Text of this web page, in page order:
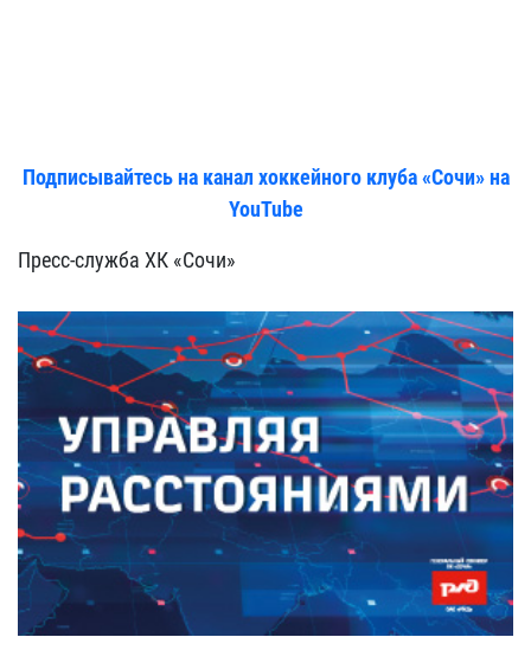
Подписывайтесь на канал хоккейного клуба «Сочи» на
YouTube
Пресс-служба ХК «Сочи»